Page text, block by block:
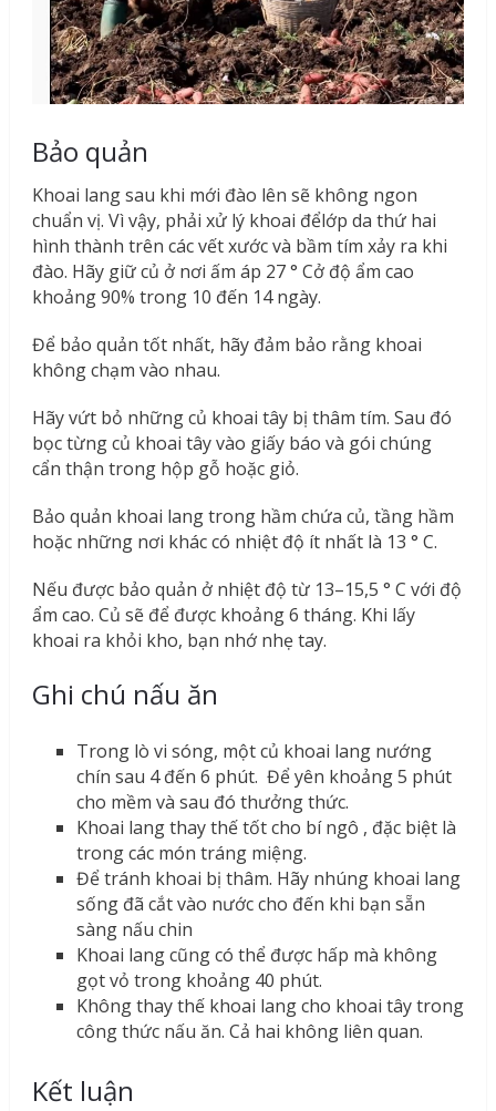
Bảo quản
Khoai lang sau khi mới đào lên sẽ không ngon
chuẩn vị. Vì vậy, phải xử lý khoai đểlớp da thứ hai
hình thành trên các vết xước và bầm tím xảy ra khi
đào. Hãy giữ củ ở nơi ấm áp 27 ° Cở độ ẩm cao
khoảng 90% trong 10 đến 14 ngày.
Để bảo quản tốt nhất, hãy đảm bảo rằng khoai
không chạm vào nhau.
Hãy vứt bỏ những củ khoai tây bị thâm tím. Sau đó
bọc từng củ khoai tây vào giấy báo và gói chúng
cẩn thận trong hộp gỗ hoặc giỏ.
Bảo quản khoai lang trong hầm chứa củ, tầng hầm
hoặc những nơi khác có nhiệt độ ít nhất là 13 ° C.
Nếu được bảo quản ở nhiệt độ từ 13–15,5 ° C với độ
ẩm cao. Củ sẽ để được khoảng 6 tháng. Khi lấy
khoai ra khỏi kho, bạn nhớ nhẹ tay.
Ghi chú nấu ăn
Trong lò vi sóng, một củ khoai lang nướng
chín sau 4 đến 6 phút. Để yên khoảng 5 phút
cho mềm và sau đó thưởng thức.
Khoai lang thay thế tốt cho bí ngô , đặc biệt là
trong các món tráng miệng.
Để tránh khoai bị thâm. Hãy nhúng khoai lang
sống đã cắt vào nước cho đến khi bạn sẵn
sàng nấu chin
Khoai lang cũng có thể được hấp mà không
gọt vỏ trong khoảng 40 phút.
Không thay thế khoai lang cho khoai tây trong
công thức nấu ăn. Cả hai không liên quan.
Kết luận